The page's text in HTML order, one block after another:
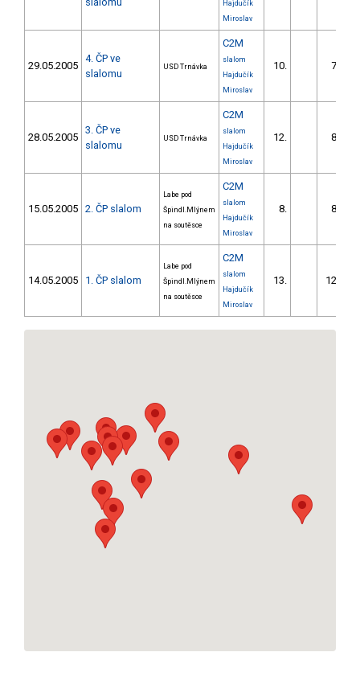
Hajdučík
Miroslav
29.05.2005
4. ČP ve
slalomu
USD Trnávka
C2M
slalom
Hajdučík
Miroslav
10. 76.86
28.05.2005
3. ČP ve
slalomu
USD Trnávka
C2M
slalom
Hajdučík
Miroslav
12. 80.74
15.05.2005 2. ČP slalom
Labe pod
Špindl.Mlýnem
na soutěsce
C2M
slalom
Hajdučík
Miroslav
8. 85.18
14.05.2005 1. ČP slalom
Labe pod
Špindl.Mlýnem
na soutěsce
C2M
slalom
Hajdučík
Miroslav
13. 122.28